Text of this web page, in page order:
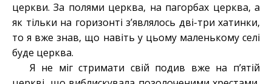
церкви. За полями церква, на пагорбах церква, а
як тільки на горизонті з’являлось дві-три хатинки,
то я вже знав, що навіть у цьому маленькому селі
буде церква.
Я не міг стримати свій подив вже на п’ятій